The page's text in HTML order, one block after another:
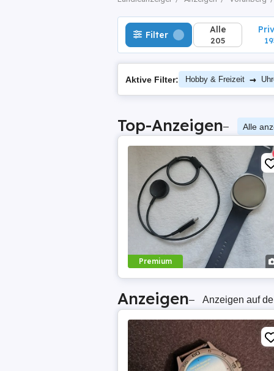
Filter Alle
205
Aktive Filter: Hobby & Freizeit →
Top-Anzeigen– Alle
Premium
Anzeigen– Anzeigen auf